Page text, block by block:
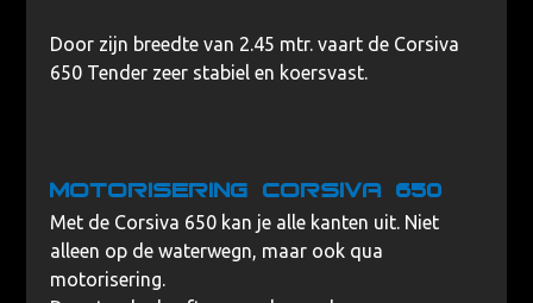
Door zijn breedte van 2.45 mtr. vaart de Corsiva
650 Tender zeer stabiel en koersvast.
Motorisering Corsiva 650
Met de Corsiva 650 kan je alle kanten uit. Niet
alleen op de waterwegn, maar ook qua
motorisering.